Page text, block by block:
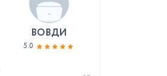
ВОВДИ
5.0